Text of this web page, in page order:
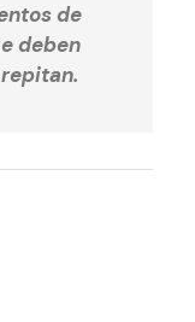
de
deben